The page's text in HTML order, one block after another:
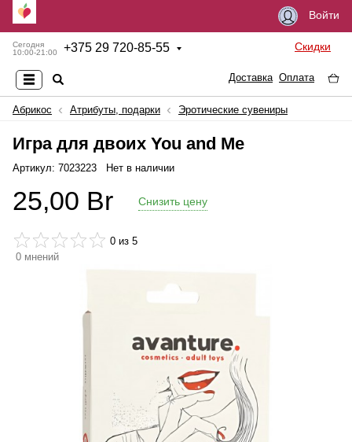
Войти
Сегодня
10:00-21:00
+375 29 720-85-55 Скидки
Доставка Оплата
Абрикос Атрибуты, подарки Эротические сувениры
Игра для двоих You and Me
Артикул: 7023223 Нет в наличии
25,00 Br Снизить цену
0 из 5
0 мнений